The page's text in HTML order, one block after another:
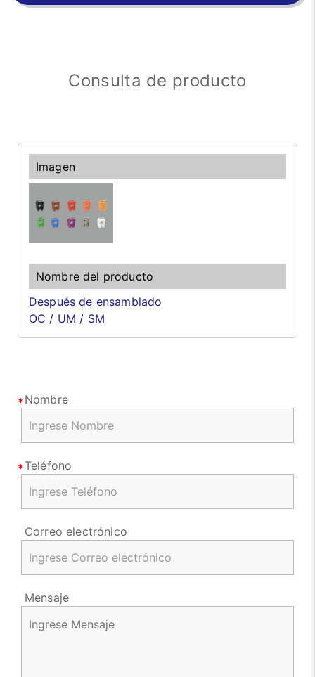
Consulta de producto
Después de ensamblado
OC / UM / SM
Nombre
Teléfono
Correo electrónico
Mensaje